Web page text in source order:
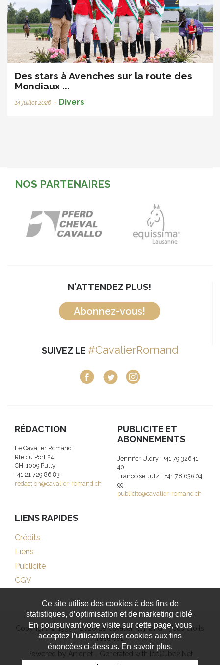
Des stars à Avenches sur la route des
Mondiaux ...
14 juillet 2026 • Divers
NOS PARTENAIRES
N'ATTENDEZ PLUS!
Abonnez-vous!
SUIVEZ LE #CavalierRomand
RÉDACTION
Le Cavalier Romand
Rte du Port 24
CH-1009 Pully
+41 21 729 86 83
redaction@cavalier-romand.ch
PUBLICITE ET
ABONNEMENTS
Jennifer Uldry : +41 79 326 41
40
Françoise Jutzi : +41 78 636 04
99
publicite@cavalier-romand.ch
LIENS RAPIDES
Crédits
Liens
Publicité
CGV
Copyright © 1999 - 2026 Le Cavalier Romand - Tous droits
réservés
Powered by Artionet - Generated with IceCube2.Net
Ce site utilise des cookies à des fins de
statistiques, d’optimisation et de marketing ciblé.
En poursuivant votre visite sur cette page, vous
acceptez l’utilisation des cookies aux fins
énoncées ci-dessus. En savoir plus.